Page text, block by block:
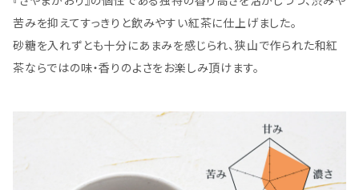
苦みを抑えてすっきりと飲みやすい紅茶に仕上げました。
砂糖を入れずとも十分にあまみを感じられ、狭山で作られた和紅
茶ならではの味・香りのよさをお楽しみ頂けます。